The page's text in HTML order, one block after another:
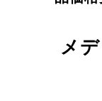
メ